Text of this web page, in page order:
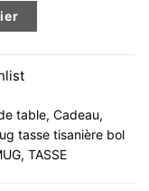
un petit coin de
table, Cadeau,
tasse tisanière bol
, TASSE